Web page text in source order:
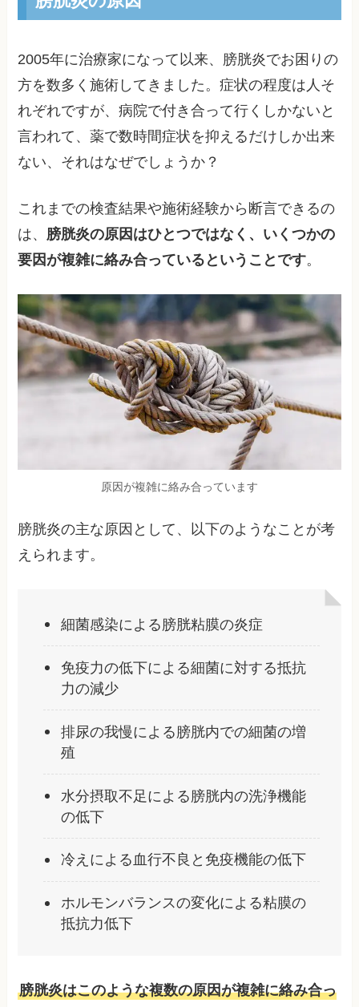
2005年に治療家になって以来、膀胱炎でお困りの
方を数多く施術してきました。症状の程度は人そ
れぞれですが、病院で付き合って行くしかないと
言われて、薬で数時間症状を抑えるだけしか出来
ない、それはなぜでしょうか？
これまでの検査結果や施術経験から断言できるの
は、 膀胱炎の原因はひとつではなく、いくつかの
要因が複雑に絡み合っているということです。
原因が複雑に絡み合っています
膀胱炎の主な原因として、以下のようなことが考
えられます。
細菌感染による膀胱粘膜の炎症
免疫力の低下による細菌に対する抵抗
力の減少
排尿の我慢による膀胱内での細菌の増
殖
水分摂取不足による膀胱内の洗浄機能
の低下
冷えによる血行不良と免疫機能の低下
ホルモンバランスの変化による粘膜の
抵抗力低下
膀胱炎はこのような複数の原因が複雑に絡み合っ